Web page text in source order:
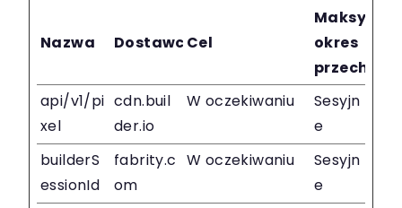
Nazwa DostawcaCel
okres
api/v1/pi
xel
cdn.buil
der.io
W oczekiwaniu
Sesyjn
e
builderS
essionId
fabrity.c
om
W oczekiwaniu
Sesyjn
e